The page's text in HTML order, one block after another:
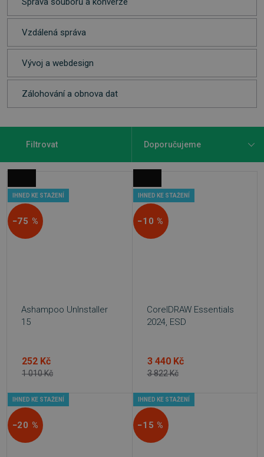
Vzdálená správa
Vývoj a webdesign
Zálohování a obnova dat
Filtrovat
IHNED KE STAŽENÍ
−75 %
Ashampoo UnInstaller
15
1 010 Kč
252 Kč
IHNED KE STAŽENÍ
−10 %
CorelDRAW Essentials
2024, ESD
3 822 Kč
3 440 Kč
IHNED KE STAŽENÍ
−20 %
IHNED KE STAŽENÍ
−15 %